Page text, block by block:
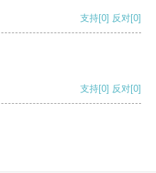
支持[0] 反对[0]
支持[0] 反对[0]